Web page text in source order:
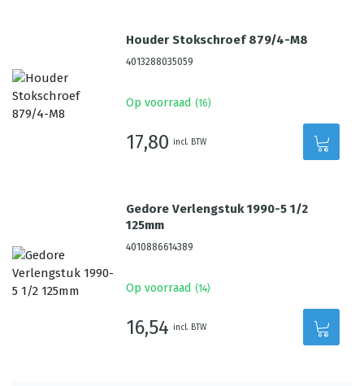
Houder Stokschroef 879/4-M8
4013288035059
Op voorraad (16)
17,80 incl. BTW
Gedore Verlengstuk 1990-5 1/2
125mm
4010886614389
Op voorraad (14)
16,54 incl. BTW